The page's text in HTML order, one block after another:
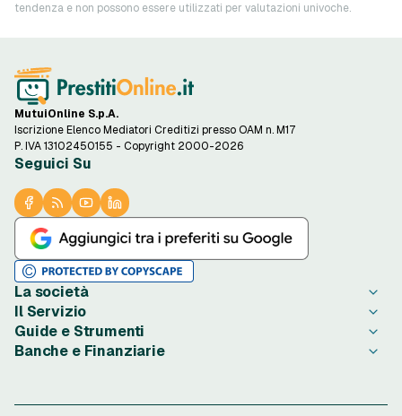
tendenza e non possono essere utilizzati per valutazioni univoche.
MutuiOnline S.p.A.
Iscrizione Elenco Mediatori Creditizi presso OAM n. M17
P. IVA 13102450155 - Copyright 2000-2026
Seguici Su
La società
Chi è PrestitiOnline.it
Contatta PrestitiOnline.it
Opinioni degli Utenti
Rassegna Stampa
Il Servizio
Come Funziona
Condizioni di Utilizzo
Preferenze Cookie
Guide e Strumenti
Guide Prestiti
Finalità Prestiti
Banche e Finanziarie
BNL